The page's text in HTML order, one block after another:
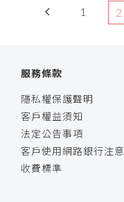
1 2
服務條款
隱私權保護聲明
客戶權益須知
法定公告事項
客戶使用網路銀行注
收費標準